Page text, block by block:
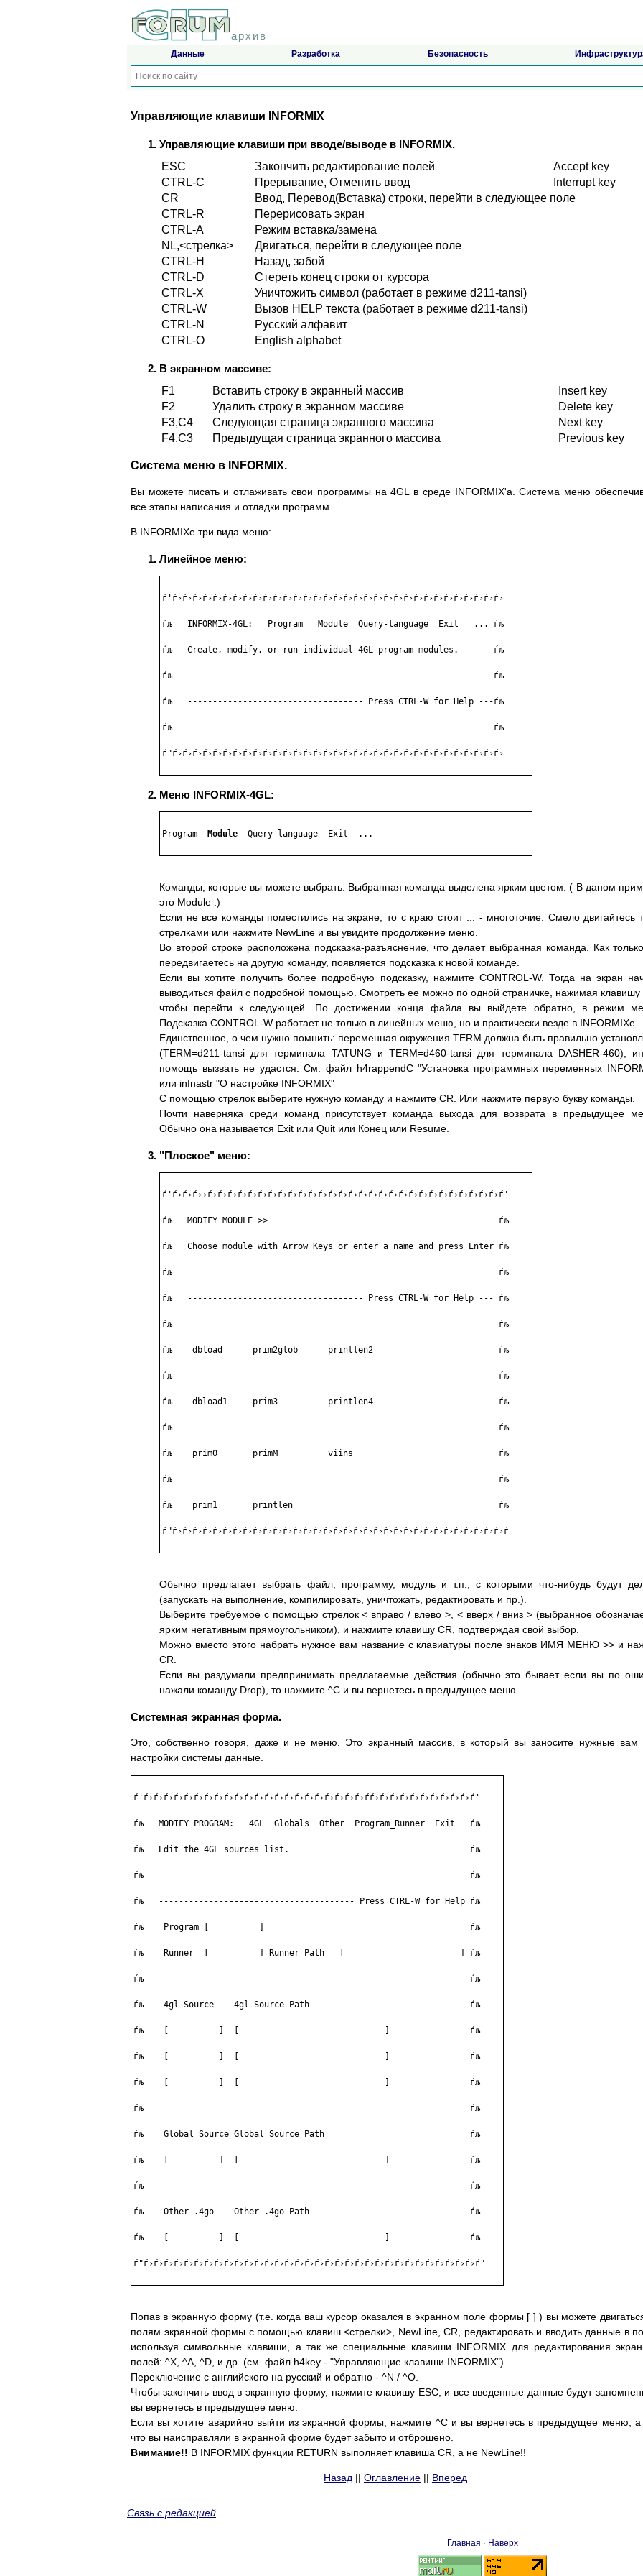
архив
Данные Разработка Безопасность
Управляющие клавиши INFORMIХ
Управляющие клавиши при вводе/выводе в INFORMIХ.
ESС
Закончить редактирование полей
Accept kеу
CTRL-С
Прерывание, Отменить ввод
Interrupt kеу
CR
Ввод, Перевод(Вставка) строки, перейти в следующее поле
CTRL-R
Перерисовать экран
CTRL-А
Режим вставка/замена
NL,<стрелка>
Двигаться, перейти в следующее поле
CTRL-Н
Назад, забой
CTRL-D
Стереть конец строки от курсора
CTRL-Х
Уничтожить символ (работает в режиме d211-tansi)
CTRL-W
Вызов HELP текста (работает в режиме d211-tansi)
CTRL-N
Русский алфавит
CTRL-О
English alphabet
В экранном массиве:
F1
Вставить строку в экранный массив
Insert kеу
F2
Удалить строку в экранном массиве
Delete kеу
F3,C4
Следующая страница экранного массива
Next kеу
F4,C3
Предыдущая страница экранного массива Previous kеу
Система меню в INFORMIX.
Вы можете писать и отлаживать свои программы на 4GL в среде INFORMIX'а. Система меню
все этапы написания и отладки программ.
В INFORMIХе три вида меню:
Линейное меню:
ѓ'ѓ›ѓ›ѓ›ѓ›ѓ›ѓ›ѓ›ѓ›ѓ›ѓ›ѓ›ѓ›ѓ›ѓ›ѓ›ѓ›ѓ›ѓ›ѓ›ѓ›ѓ›ѓ›ѓ›ѓ›ѓ›ѓ›ѓ›ѓ›ѓ›ѓ›ѓ›ѓ›ѓ›
ѓљ   INFORMIX-4GL:   Program   Module  Query-language  Exit   ... ѓљ
ѓљ   Сreate, modify, or run individual 4GL program modules.       ѓљ
ѓљ                                                                ѓљ
ѓљ   ----------------------------------- Press CTRL-W for Help ---ѓљ
ѓљ                                                                ѓљ
ѓ"ѓ›ѓ›ѓ›ѓ›ѓ›ѓ›ѓ›ѓ›ѓ›ѓ›ѓ›ѓ›ѓ›ѓ›ѓ›ѓ›ѓ›ѓ›ѓ›ѓ›ѓ›ѓ›ѓ›ѓ›ѓ›ѓ›ѓ›ѓ›ѓ›ѓ›ѓ›ѓ›ѓ›
Меню INFORMIX-4GL:
Program Module
  Query-language  Exit  ...
Команды, которые вы можете выбрать. Выбранная команда выделена ярким цветом. ( В даном
это Module .)
Если не все команды поместились на экране, то с краю стоит ... - многоточие. Смело двигайтесь
стрелками или нажмите NewLine и вы увидите продолжение меню.
Во второй строке расположена подсказка-разъяснение, что делает выбранная команда. Как
передвигаетесь на другую команду, появляется подсказка к новой команде.
Если вы хотите получить более подробную подсказку, нажмите CONTROL-W. Тогда на экран
выводиться файл с подробной помощью. Смотреть ее можно по одной страничке, нажимая клавишу
чтобы перейти к следующей. По достижении конца файла вы выйдете обратно, в режим
Подсказка CONTROL-W работает не только в линейных меню, но и практически везде в INFORMIХе.
Единственное, о чем нужно помнить: переменная окружения TERM должна быть правильно
(TERM=d211-tansi для терминала TATUNG и TERM=d460-tansi для терминала DASHER-460),
помощь вызвать не удастся. См. файл h4rappendC "Установка программных переменных
или infnastr "О настройке INFORMIX"
С помощью стрелок выберите нужную команду и нажмите CR. Или нажмите первую букву команды.
Почти наверняка среди команд присутствует команда выхода для возврата в предыдущее
Обычно она называется Exit или Quit или Конец или Resuме.
"Плоское" меню:
ѓ'ѓ›ѓ›ѓ››ѓ›ѓ›ѓ›ѓ›ѓ›ѓ›ѓ›ѓ›ѓ›ѓ›ѓ›ѓ›ѓ›ѓ›ѓ›ѓ›ѓ›ѓ›ѓ›ѓ›ѓ›ѓ›ѓ›ѓ›ѓ›ѓ›ѓ›ѓ›ѓ›ѓ'
ѓљ   МODIFY MODULE >>                                              ѓљ
ѓљ   Сhoose module with Arrow Keys or enter a name and press Enter ѓљ
ѓљ                                                                 ѓљ
ѓљ   ----------------------------------- Press CTRL-W for Help --- ѓљ
ѓљ                                                                 ѓљ
ѓљ    dbload      prim2glob      printlen2                         ѓљ
ѓљ                                                                 ѓљ
ѓљ    dbload1     prim3          printlen4                         ѓљ
ѓљ                                                                 ѓљ
ѓљ    prim0       primM          viins                             ѓљ
ѓљ                                                                 ѓљ
ѓљ    prim1       printlen                                         ѓљ
ѓ"ѓ›ѓ›ѓ›ѓ›ѓ›ѓ›ѓ›ѓ›ѓ›ѓ›ѓ›ѓ›ѓ›ѓ›ѓ›ѓ›ѓ›ѓ›ѓ›ѓ›ѓ›ѓ›ѓ›ѓ›ѓ›ѓ›ѓ›ѓ›ѓ›ѓ›ѓ›ѓ›ѓ›ѓ
Обычно предлагает выбрать файл, программу, модуль и т.п., с которыми что-нибудь будут
(запускать на выполнение, компилировать, уничтожать, редактировать и пр.).
Выберите требуемое с помощью стрелок < вправо / влево >, < вверх / вниз > (выбранное
ярким негативным прямоугольником), и нажмите клавишу CR, подтверждая свой выбор.
Можно вместо этого набрать нужное вам название с клавиатуры после знаков ИМЯ МЕНЮ >> и
CR.
Если вы раздумали предпринимать предлагаемые действия (обычно это бывает если вы по
нажали команду Drop), то нажмите ^С и вы вернетесь в предыдущее меню.
Системная экранная форма.
Это, собственно говоря, даже и не меню. Это экранный массив, в который вы заносите нужные вам
настройки системы данные.
ѓ'ѓ›ѓ›ѓ›ѓ›ѓ›ѓ›ѓ›ѓ›ѓ›ѓ›ѓ›ѓ›ѓ›ѓ›ѓ›ѓ›ѓ›ѓ›ѓ›ѓ›ѓ›ѓ›ѓѓ›ѓ›ѓ›ѓ›ѓ›ѓ›ѓ›ѓ›ѓ›ѓ›ѓ'
ѓљ   МODIFY PROGRAM:   4GL  Globals  Other  Program_Runner  Exit   ѓљ
ѓљ   Еdit the 4GL sources list.                                    ѓљ
ѓљ                                                                 ѓљ
ѓљ   --------------------------------------- Press CTRL-W for Helр ѓљ
ѓљ    Program [          ]                                         ѓљ
ѓљ    Runner  [          ] Runner Path   [                       ] ѓљ
ѓљ                                                                 ѓљ
ѓљ    4gl Source    4gl Source Path                                ѓљ
ѓљ    [          ]  [                             ]                ѓљ
ѓљ    [          ]  [                             ]                ѓљ
ѓљ    [          ]  [                             ]                ѓљ
ѓљ                                                                 ѓљ
ѓљ    Global Source Global Source Path                             ѓљ
ѓљ    [          ]  [                             ]                ѓљ
ѓљ                                                                 ѓљ
ѓљ    Other .4go    Other .4go Path                                ѓљ
ѓљ    [          ]  [                             ]                ѓљ
ѓ"ѓ›ѓ›ѓ›ѓ›ѓ›ѓ›ѓ›ѓ›ѓ›ѓ›ѓ›ѓ›ѓ›ѓ›ѓ›ѓ›ѓ›ѓ›ѓ›ѓ›ѓ›ѓ›ѓ›ѓ›ѓ›ѓ›ѓ›ѓ›ѓ›ѓ›ѓ›ѓ›ѓ›ѓ"
Попав в экранную форму (т.е. когда ваш курсор оказался в экранном поле формы [ ] ) вы можете
полям экранной формы с помощью клавиш <стрелки>, NewLiпе, CR, редактировать и вводить данные в
используя символьные клавиши, а так же специальные клавиши INFORMIX для редактирования
полей: ^Х, ^А, ^D, и др. (см. файл h4key - "Управляющие клавиши INFORMIX").
Переключение с английского на русский и обратно - ^N / ^О.
Чтобы закончить ввод в экранную форму, нажмите клавишу ESС, и все введенные данные будут
вы вернетесь в предыдущее меню.
Если вы хотите аварийно выйти из экранной формы, нажмите ^С и вы вернетесь в предыдущее меню, а
что вы наисправляли в экранной форме будет забыто и отброшено.
Внимание!! В INFORMIX функции RETURN выполняет клавиша CR, а не NewLine!!
Назад || Оглавление || Вперед
Связь с редакцией
Главная · Наверх